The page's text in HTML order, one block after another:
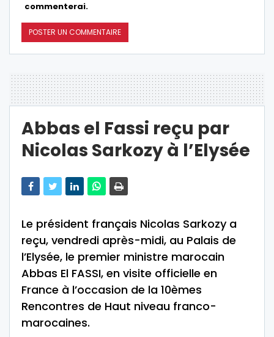
commenterai.
Abbas el Fassi reçu par
Nicolas Sarkozy à l’Elysée
Le président français Nicolas Sarkozy a
reçu, vendredi après-midi, au Palais de
l’Elysée, le premier ministre marocain
Abbas El FASSI, en visite officielle en
France à l’occasion de la 10èmes
Rencontres de Haut niveau franco-
marocaines.